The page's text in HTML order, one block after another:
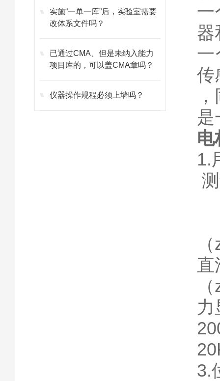
实施“一单一库”后，实验室需要
改体系文件吗？
已通过CMA、但是未纳入能力
项目库的，可以盖CMA章吗？
仪器操作规程必须上墙吗？
一
器
一
传
是
电
1.
直
力